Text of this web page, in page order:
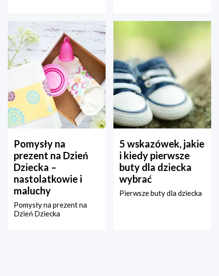
Pomysły na
prezent na Dzień
Dziecka –
nastolatkowie i
maluchy
Pomysły na prezent na
Dzień Dziecka
5 wskazówek, jakie
i kiedy pierwsze
buty dla dziecka
wybrać
Pierwsze buty dla dziecka